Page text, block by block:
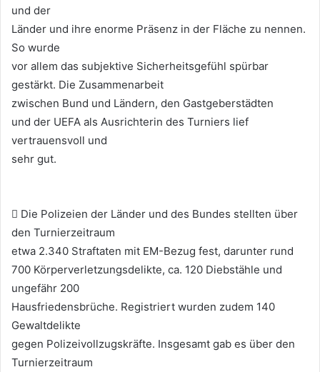
und der
Länder und ihre enorme Präsenz in der Fläche zu nennen.
So wurde
vor allem das subjektive Sicherheitsgefühl spürbar
gestärkt. Die Zusammenarbeit
zwischen Bund und Ländern, den Gastgeberstädten
und der UEFA als Ausrichterin des Turniers lief
vertrauensvoll und
sehr gut.
 Die Polizeien der Länder und des Bundes stellten über
den Turnierzeitraum
etwa 2.340 Straftaten mit EM-Bezug fest, darunter rund
700 Körperverletzungsdelikte, ca. 120 Diebstähle und
ungefähr 200
Hausfriedensbrüche. Registriert wurden zudem 140
Gewaltdelikte
gegen Polizeivollzugskräfte. Insgesamt gab es über den
Turnierzeitraum